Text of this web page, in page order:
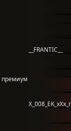
премиум
__FRANTIC__